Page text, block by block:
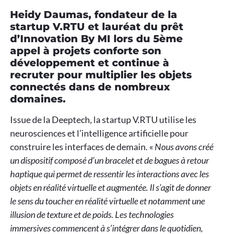
Heidy Daumas, fondateur de la
startup V.RTU et lauréat du prêt
d’Innovation By MI lors du 5ème
appel à projets conforte son
développement et continue à
recruter pour multiplier les objets
connectés dans de nombreux
domaines.
Issue de la Deeptech, la startup V.RTU utilise les
neurosciences et l’intelligence artificielle pour
construire les interfaces de demain. « Nous avons créé
un dispositif composé d’un bracelet et de bagues à retour
haptique qui permet de ressentir les interactions avec les
objets en réalité virtuelle et augmentée. Il s’agit de donner
le sens du toucher en réalité virtuelle et notamment une
illusion de texture et de poids. Les technologies
immersives commencent à s’intégrer dans le quotidien,